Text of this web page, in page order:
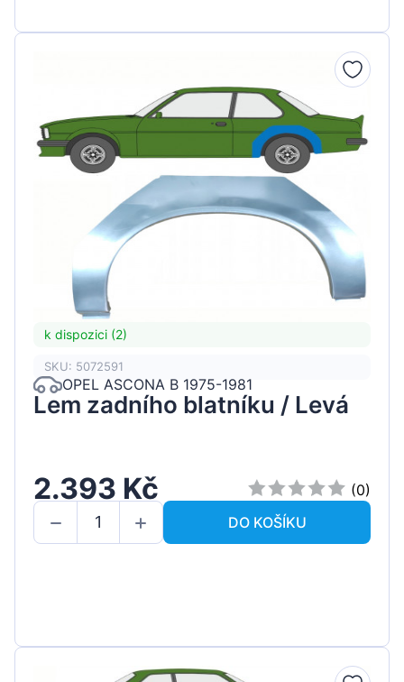
k dispozici (2)
SKU: 5072591
OPEL ASCONA B 1975-1981
Lem zadního blatníku / Levá
2.393 Kč
(0)
DO KOŠÍKU